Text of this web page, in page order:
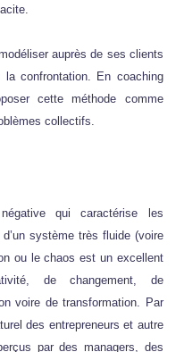
auprès de ses clients
confrontation. En coaching
cette méthode comme
collectifs.
qui caractérise les
système très fluide (voire
ou le chaos est un excellent
de changement, de
voire de transformation. Par
des entrepreneurs et autre
par des managers, des